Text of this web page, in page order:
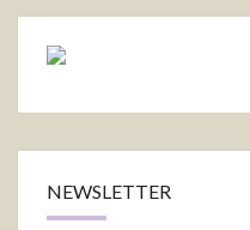
NEWSLETTER